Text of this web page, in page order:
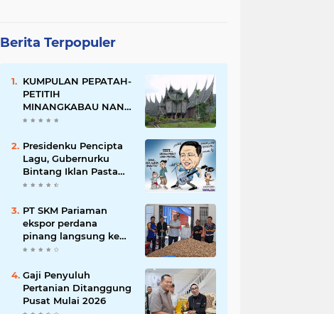
Berita Terpopuler
KUMPULAN PEPATAH-
PETITIH
MINANGKABAU NAN
ELOK
Presidenku Pencipta
Lagu, Gubernurku
Bintang Iklan Pasta
Gigi
PT SKM Pariaman
ekspor perdana
pinang langsung ke
India
Gaji Penyuluh
Pertanian Ditanggung
Pusat Mulai 2026